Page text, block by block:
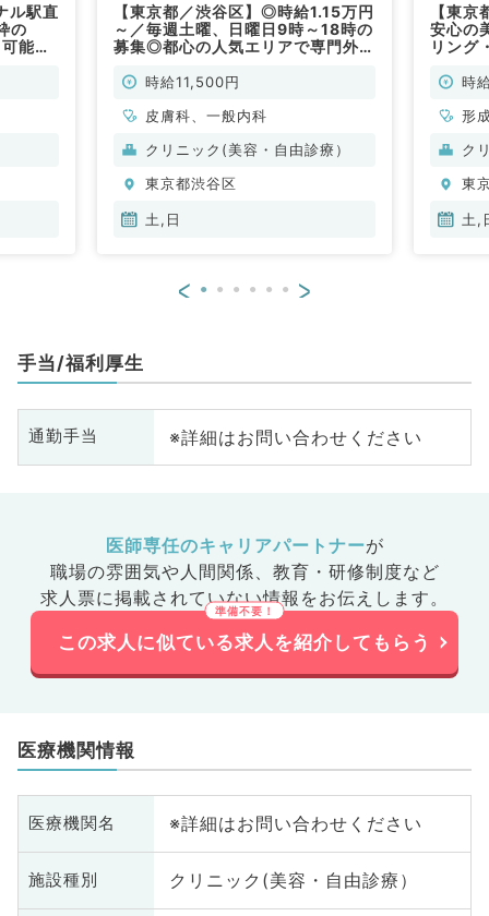
ル駅直
の
能
【東京都／渋谷区】◎時給1.15万円
～／毎週土曜、日曜日9時～18時の
募集◎都心の人気エリアで専門外来
非常勤）
時給11,500円
皮膚科、一般内科
クリニック(美容・自由診療）
東京都渋谷区
土,日
【東
安心の
リング
時
形
容
ク
東
土,
< >
手当/福利厚生
通勤手当 ※詳細はお問い合わせください
医師専任のキャリアパートナーが
職場の雰囲気や人間関係、 教育・研修制度など
求人票に掲載されていない情報をお伝えします。
この求人に似ている求人を紹介してもらう
医療機関情報
医療機関名 ※詳細はお問い合わせください
施設種別 クリニック(美容・自由診療）